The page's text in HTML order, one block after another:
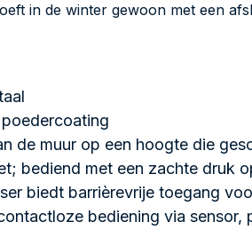
in de winter gewoon met een
de muur op een hoogte die
bediend met een zachte druk
biedt barrièrevrije toegang
bediening via